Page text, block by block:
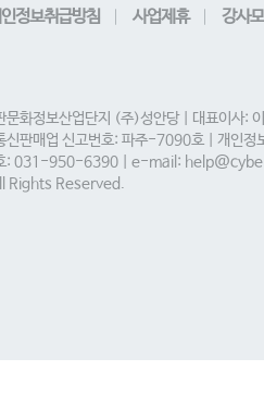
정보취급방침 사업제휴 강사
화정보산업단지 (주)성안당 | 대표이사:
판매업 신고번호: 파주-7090호 | 개인정
: 031-950-6390 | e-mail:
Rights Reserved.